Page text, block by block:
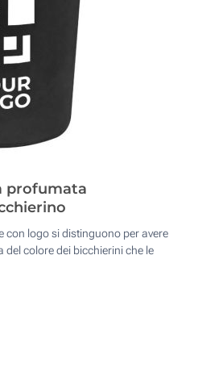
profumata
con logo si distinguono per avere
colore dei bicchierini che le